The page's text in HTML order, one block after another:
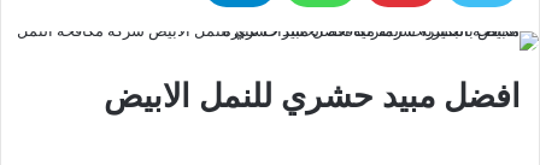
افضل مبيد حشري للنمل الابيض